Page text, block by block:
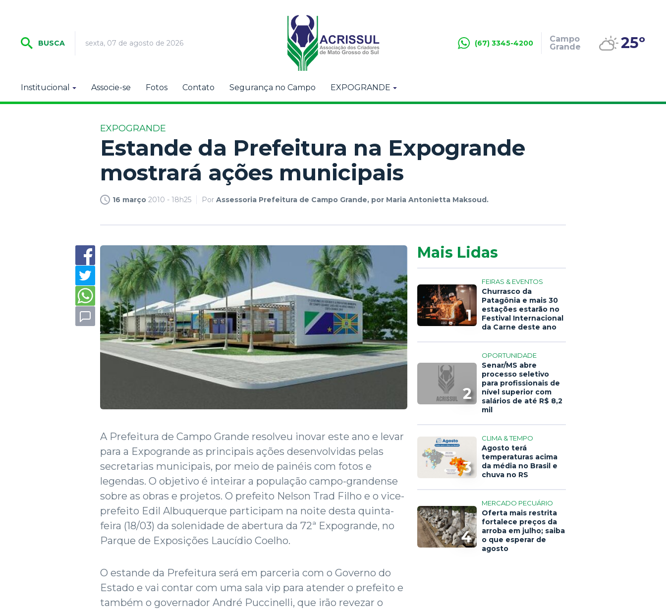
BUSCA sexta, 07 de agosto de 2026 (67) 3345-4200
Campo
Grande
25º
Institucional Associe-se Fotos Contato Segurança no Campo EXPOGRANDE
EXPOGRANDE
Estande da Prefeitura na Expogrande
mostrará ações municipais
16 março 2010 - 18h25 Por Assessoria Prefeitura de Campo Grande, por Maria Antonietta Maksoud.
A Prefeitura de Campo Grande resolveu inovar este ano e levar
para a Expogrande as principais ações desenvolvidas pelas
secretarias municipais, por meio de painéis com fotos e
legendas. O objetivo é inteirar a população campo-grandense
sobre as obras e projetos. O prefeito Nelson Trad Filho e o vice-
prefeito Edil Albuquerque participam na noite desta quinta-
feira (18/03) da solenidade de abertura da 72ª Expogrande, no
Parque de Exposições Laucídio Coelho.
O estande da Prefeitura será em parceria com o Governo do
Estado e vai contar com uma sala vip para atender o prefeito e
também o governador André Puccinelli, que irão revezar o
Mais Lidas
1
FEIRAS & EVENTOS
Churrasco da
Patagônia e mais 30
estações estarão no
Festival Internacional
da Carne deste ano
2
OPORTUNIDADE
Senar/MS abre
processo seletivo
para profissionais de
nível superior com
salários de até R$ 8,2
mil
3
CLIMA & TEMPO
Agosto terá
temperaturas acima
da média no Brasil e
chuva no RS
4
MERCADO PECUÁRIO
Oferta mais restrita
fortalece preços da
arroba em julho; saiba
o que esperar de
agosto